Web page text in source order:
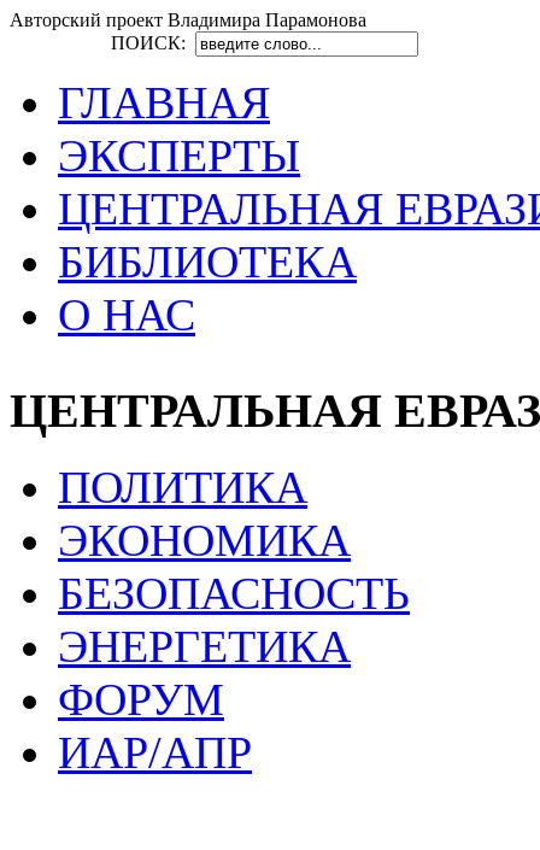
Авторский проект Владимира Парамонова
ПОИСК:
ГЛАВНАЯ
ЭКСПЕРТЫ
ЦЕНТРАЛЬНАЯ
БИБЛИОТЕКА
О НАС
ЦЕНТРАЛЬНАЯ
ПОЛИТИКА
ЭКОНОМИКА
БЕЗОПАСНОСТЬ
ЭНЕРГЕТИКА
ФОРУМ
ИАР/АПР